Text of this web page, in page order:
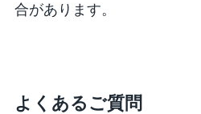
合があります。
よくあるご質問